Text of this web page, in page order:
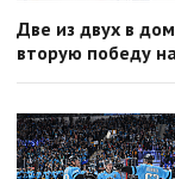
Две из двух в
вторую победу